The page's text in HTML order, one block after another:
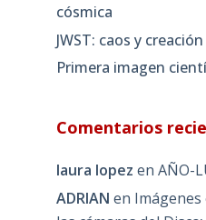
cósmica
JWST: caos y
Primera imagen
Comentarios
laura lopez en AÑO-
ADRIAN en Imágenes